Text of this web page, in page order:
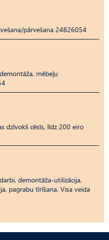
pārvešana 24826054
mēbeļu
dzīvokli cēsīs, līdz 200 eiro
demontāža-utilizācija,
pagrabu tīrīšana. Visa veida